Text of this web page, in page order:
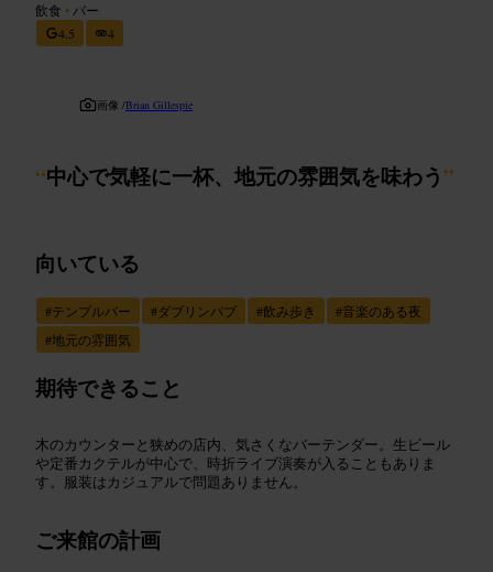
飲食 • バー
4.5
4
画像 /Brian Gillespie
“中心で気軽に一杯、地元の雰囲気を味わう”
向いている
#テンプルバー #ダブリンパブ #飲み歩き #音楽のある夜
#地元の雰囲気
期待できること
木のカウンターと狭めの店内、気さくなバーテンダー。生ビール
や定番カクテルが中心で、時折ライブ演奏が入ることもありま
す。服装はカジュアルで問題ありません。
ご来館の計画